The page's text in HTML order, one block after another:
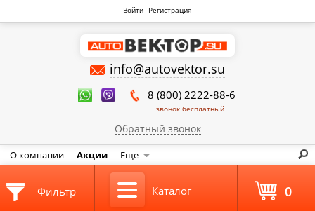
Войти Регистрация
info@autovektor.su
8 (800) 2222-88-6
звонок бесплатный
Обратный звонок
О компании Акции Еще
Фильтр Каталог 0